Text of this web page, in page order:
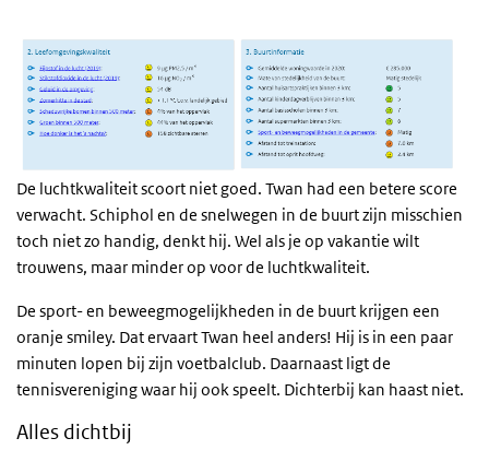
De luchtkwaliteit scoort niet goed. Twan had een betere score
verwacht. Schiphol en de snelwegen in de buurt zijn misschien
toch niet zo handig, denkt hij. Wel als je op vakantie wilt
trouwens, maar minder op voor de luchtkwaliteit.
De sport- en beweegmogelijkheden in de buurt krijgen een
oranje smiley. Dat ervaart Twan heel anders! Hij is in een paar
minuten lopen bij zijn voetbalclub. Daarnaast ligt de
tennisvereniging waar hij ook speelt. Dichterbij kan haast niet.
Alles dichtbij